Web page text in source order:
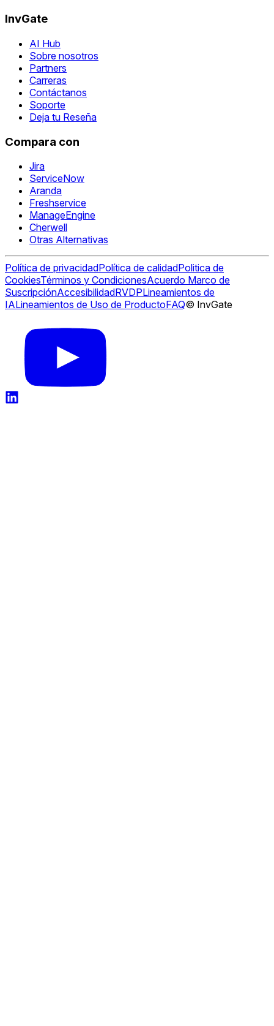
InvGate
AI Hub
Sobre nosotros
Partners
Carreras
Contáctanos
Soporte
Deja tu Reseña
Compara con
Jira
ServiceNow
Aranda
Freshservice
ManageEngine
Cherwell
Otras Alternativas
Política de privacidadPolítica de calidadPolitica de
CookiesTérminos y CondicionesAcuerdo Marco de
SuscripciónAccesibilidadRVDPLineamientos de
IALineamientos de Uso de ProductoFAQ© InvGate